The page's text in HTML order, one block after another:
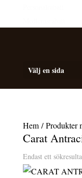
Välj en sida
Hem/ Produkter
Carat
Endast ett